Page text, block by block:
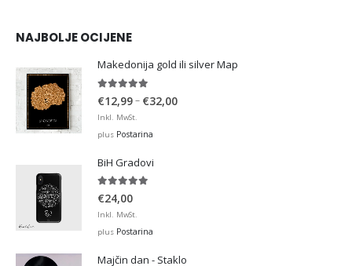
NAJBOLJE OCIJENE
Makedonija gold ili silver Map
€12,99– €32,00Price
Inkl. MwSt.
plus Postarina
BiH Gradovi
5.00out of 5
€24,00
Inkl. MwSt.
plus Postarina
Majčin dan - Staklo